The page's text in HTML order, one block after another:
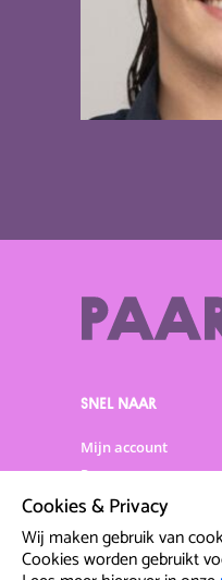
SNEL NAAR
Mijn account
Programma
Partners & Sponsoren
Artiesten info
Cookies & Privacy
Wij maken gebruik van
Cookies worden gebruikt